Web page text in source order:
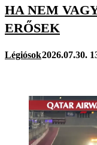
HA NEM
ERŐSEK
Légiósok2026.07.30.